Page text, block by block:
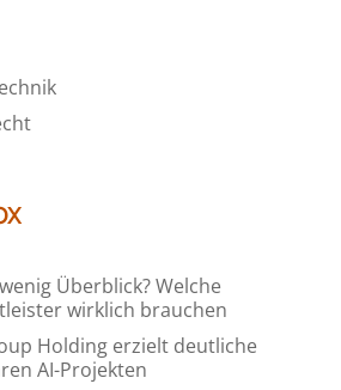
Überblick? Welche
wirklich brauchen
Holding erzielt deutliche
AI-Projekten